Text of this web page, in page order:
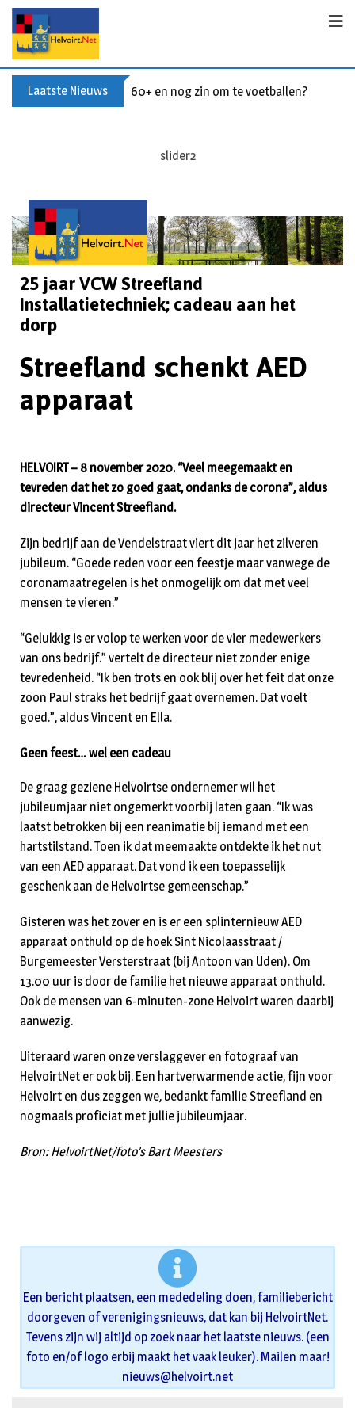
Laatste Nieuws Buxusplanten in brand in Biezenmortel,
slider2
25 jaar VCW Streefland
Installatietechniek; cadeau aan het
dorp
Streefland schenkt AED
apparaat
HELVOIRT – 8 november 2020. “Veel meegemaakt en
tevreden dat het zo goed gaat, ondanks de corona”, aldus
directeur Vincent Streefland.
Zijn bedrijf aan de Vendelstraat viert dit jaar het zilveren
jubileum. “Goede reden voor een feestje maar vanwege de
coronamaatregelen is het onmogelijk om dat met veel
mensen te vieren.”
“Gelukkig is er volop te werken voor de vier medewerkers
van ons bedrijf.” vertelt de directeur niet zonder enige
tevredenheid. “Ik ben trots en ook blij over het feit dat onze
zoon Paul straks het bedrijf gaat overnemen. Dat voelt
goed.”, aldus Vincent en Ella.
Geen feest… wel een cadeau
De graag geziene Helvoirtse ondernemer wil het
jubileumjaar niet ongemerkt voorbij laten gaan. “Ik was
laatst betrokken bij een reanimatie bij iemand met een
hartstilstand. Toen ik dat meemaakte ontdekte ik het nut
van een AED apparaat. Dat vond ik een toepasselijk
geschenk aan de Helvoirtse gemeenschap.”
Gisteren was het zover en is er een splinternieuw AED
apparaat onthuld op de hoek Sint Nicolaasstraat /
Burgemeester Versterstraat (bij Antoon van Uden). Om
13.00 uur is door de familie het nieuwe apparaat onthuld.
Ook de mensen van 6-minuten-zone Helvoirt waren daarbij
aanwezig.
Uiteraard waren onze verslaggever en fotograaf van
HelvoirtNet er ook bij. Een hartverwarmende actie, fijn voor
Helvoirt en dus zeggen we, bedankt familie Streefland en
nogmaals proficiat met jullie jubileumjaar.
Bron: HelvoirtNet/foto’s Bart Meesters
Een bericht plaatsen, een mededeling doen, familiebericht
doorgeven of verenigingsnieuws, dat kan bij HelvoirtNet.
Tevens zijn wij altijd op zoek naar het laatste nieuws. (een
foto en/of logo erbij maakt het vaak leuker). Mailen maar!
nieuws@helvoirt.net